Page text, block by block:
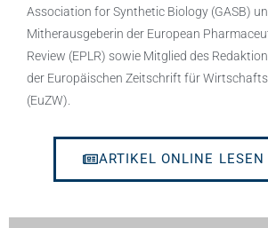
Association for Synthetic Biology (GASB)
Mitherausgeberin der European
Review (EPLR) sowie Mitglied des
der Europäischen Zeitschrift für
(EuZW).
ARTIKEL ONLINE LESEN